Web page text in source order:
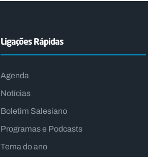
Ligações Rápidas
Agenda
Notícias
Boletim Salesiano
Programas e Podcasts
Tema do ano